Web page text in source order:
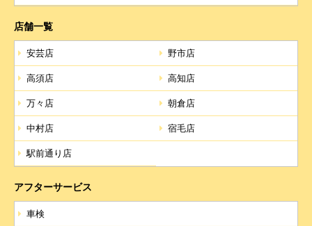
ます。
店舗一覧
安芸店 野市店
高須店 高知店
万々店 朝倉店
中村店 宿毛店
駅前通り店
アフターサービス
車検